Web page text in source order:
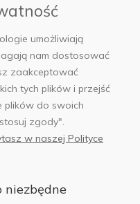
275
umożliwiają
nam dostosować
zaakceptować
tych plików i przejść
plików do swoich
zgody".
w naszej Polityce